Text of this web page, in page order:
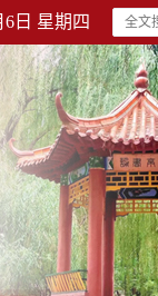
6日 星期四